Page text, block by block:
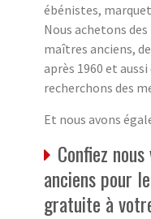
ébénistes,
Nous achetons
maîtres anciens,
après 1960 et
recherchons des
Et nous avons
Confiez
anciens pour
gratuite à